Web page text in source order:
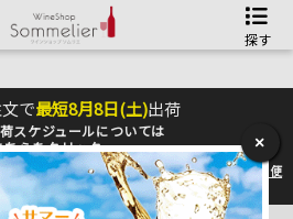
探す
で最短8月8日(土)出荷
スケジュールについては
ちらをクリック
に遅れが生じております。最新情報は佐川急便
をご確認下さい。
×